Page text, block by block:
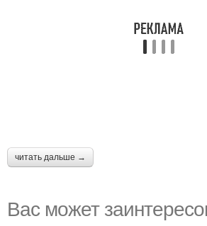
читать дальше →
Вас может